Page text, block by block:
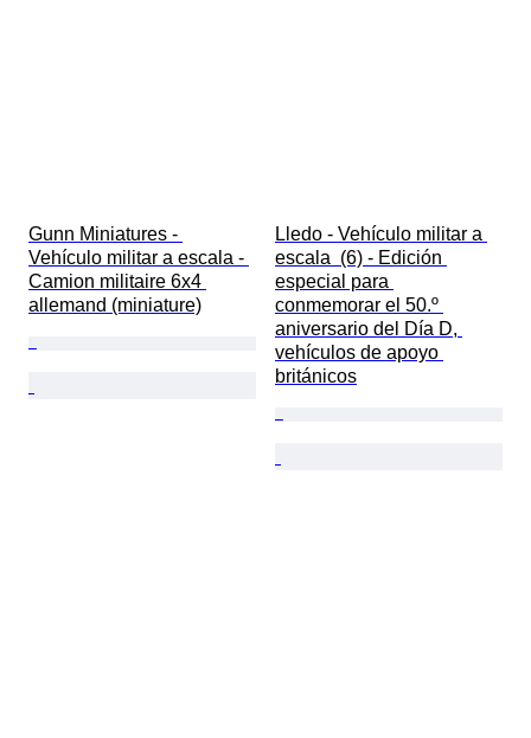
Gunn Miniatures -
Vehículo militar a escala -
Camion militaire 6x4
allemand (miniature)
Lledo - Vehículo militar a
escala  (6) - Edición
especial para
conmemorar el 50.º
aniversario del Día D,
vehículos de apoyo
británicos